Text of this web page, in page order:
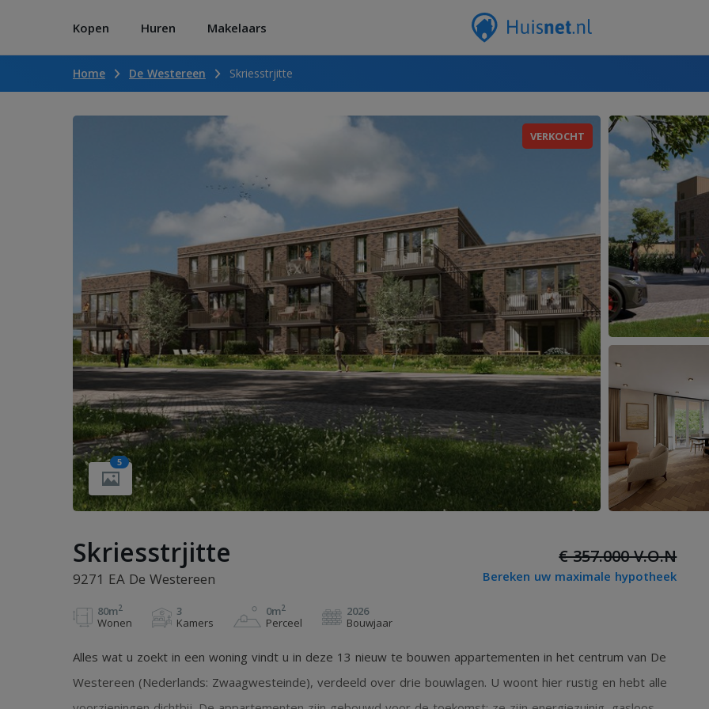
Kopen Huren Makelaars
Home De Westereen Skriesstrjitte
VERKOCHT
5
Skriesstrjitte
9271 EA De Westereen
€ 357.000 V.O.N
Bereken uw maximale hypotheek
80m2
Wonen
3
Kamers
0m2
Perceel
2026
Bouwjaar
Alles wat u zoekt in een woning vindt u in deze 13 nieuw te bouwen appartementen in het centrum van De
Westereen (Nederlands: Zwaagwesteinde), verdeeld over drie bouwlagen. U woont hier rustig en hebt alle